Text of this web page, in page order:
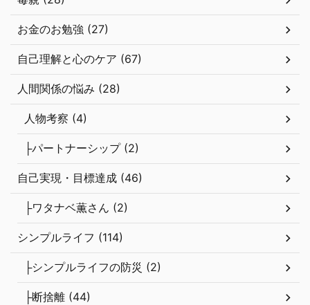
お金のお勉強 (27)
自己理解と心のケア (67)
人間関係の悩み (28)
人物考察 (4)
├パートナーシップ (2)
自己実現・目標達成 (46)
├ワタナベ薫さん (2)
シンプルライフ (114)
├シンプルライフの防災 (2)
├断捨離 (44)